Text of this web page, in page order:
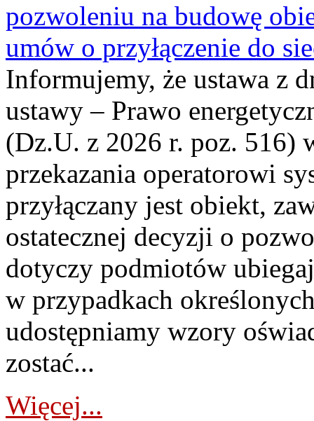
pozwoleniu na budowę
umów o przyłączenie do
Informujemy, że ustawa z
ustawy – Prawo
(Dz.U. z 2026 r. poz. 516)
przekazania operatorowi
przyłączany jest obiekt,
ostatecznej decyzji o
dotyczy podmiotów
w przypadkach
udostępniamy wzory
zostać...
Więcej...